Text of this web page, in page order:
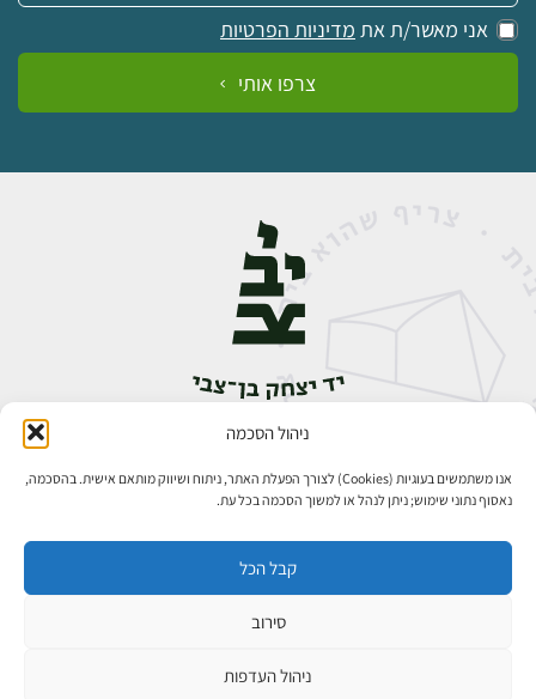
ניהול הסכמה
אנו משתמשים בעוגיות (Cookies) לצורך הפעלת האתר, ניתוח ושיווק מותאם אישית. בהסכמה,
נאסוף נתוני שימוש; ניתן לנהל או למשוך הסכמה בכל עת.
קבל הכל
סירוב
ניהול העדפות
אני מאשר/ת את מדיניות הפרטיות
צרפו אותי
אבן גבירול 14, רחביה, ירושלים
פיתוח אתרים